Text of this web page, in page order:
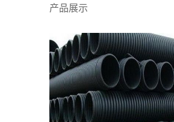
产品展示